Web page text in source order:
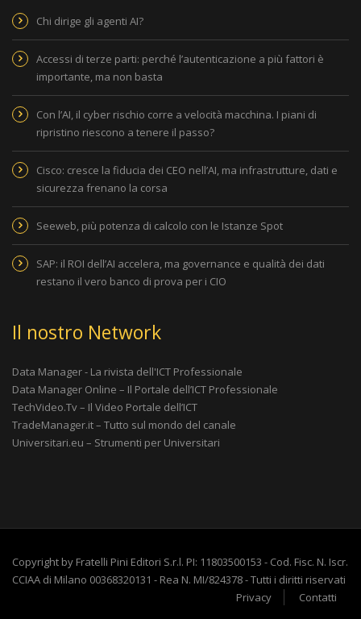
Chi dirige gli agenti AI?
Accessi di terze parti: perché l’autenticazione a più fattori è
importante, ma non basta
Con l’AI, il cyber rischio corre a velocità macchina. I piani di
ripristino riescono a tenere il passo?
Cisco: cresce la fiducia dei CEO nell’AI, ma infrastrutture, dati e
sicurezza frenano la corsa
Seeweb, più potenza di calcolo con le Istanze Spot
SAP: il ROI dell’AI accelera, ma governance e qualità dei dati
restano il vero banco di prova per i CIO
Il nostro Network
Data Manager - La rivista dell'ICT Professionale
Data Manager Online – Il Portale dell’ICT Professionale
TechVideo.Tv – Il Video Portale dell’ICT
TradeManager.it – Tutto sul mondo del canale
Universitari.eu – Strumenti per Universitari
Copyright by Fratelli Pini Editori S.r.l. PI: 11803500153 - Cod. Fisc. N. Iscr.
CCIAA di Milano 00368320131 - Rea N. MI/824378 - Tutti i diritti riservati
Privacy
Contatti